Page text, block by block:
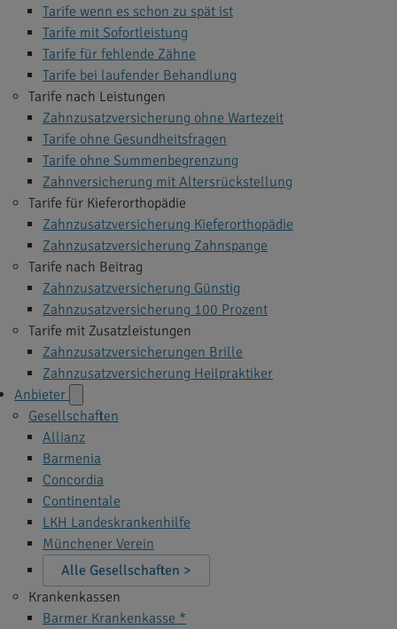
Tarife wenn es schon zu spät ist
Tarife mit Sofortleistung
Tarife für fehlende Zähne
Tarife bei laufender Behandlung
Tarife nach Leistungen
Zahnzusatzversicherung ohne Wartezeit
Tarife ohne Gesundheitsfragen
Tarife ohne Summenbegrenzung
Zahnversicherung mit Altersrückstellung
Tarife für Kieferorthopädie
Zahnzusatzversicherung Kieferorthopädie
Zahnzusatzversicherung Zahnspange
Tarife nach Beitrag
Zahnzusatzversicherung Günstig
Zahnzusatzversicherung 100 Prozent
Tarife mit Zusatzleistungen
Zahnzusatzversicherungen Brille
Zahnzusatzversicherung Heilpraktiker
Anbieter
Gesellschaften
Allianz
Barmenia
Concordia
Continentale
LKH Landeskrankenhilfe
Münchener Verein
Alle Gesellschaften >
Krankenkassen
Barmer Krankenkasse *